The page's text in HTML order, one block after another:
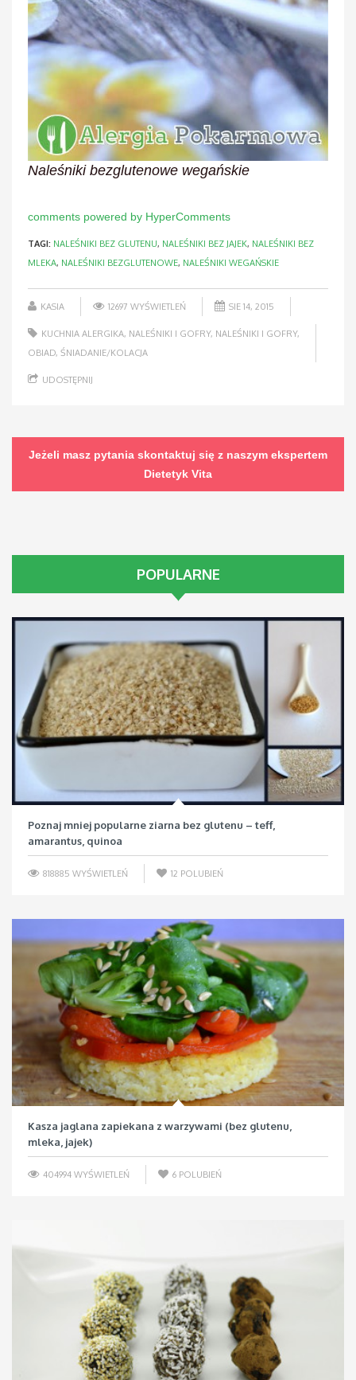
Naleśniki bezglutenowe wegańskie
comments powered by HyperComments
TAGI: NALEŚNIKI BEZ GLUTENU, NALEŚNIKI BEZ JAJEK, NALEŚNIKI BEZ
MLEKA, NALEŚNIKI BEZGLUTENOWE, NALEŚNIKI WEGAŃSKIE
KASIA 12697 WYŚWIETLEŃ SIE 14, 2015
KUCHNIA ALERGIKA, NALEŚNIKI I GOFRY, NALEŚNIKI I GOFRY,
OBIAD, ŚNIADANIE/KOLACJA
UDOSTĘPNIJ
Jeżeli masz pytania skontaktuj się z naszym ekspertem
Dietetyk Vita
POPULARNE
Poznaj mniej popularne ziarna bez glutenu – teff,
amarantus, quinoa
818885 WYŚWIETLEŃ 12 POLUBIEŃ
Kasza jaglana zapiekana z warzywami (bez glutenu,
mleka, jajek)
404994 WYŚWIETLEŃ 6 POLUBIEŃ